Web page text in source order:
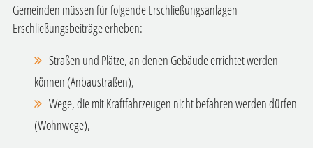
Gemeinden müssen für folgende Erschließungsanlagen
Erschließungsbeiträge erheben:
Straßen und Plätze, an denen Gebäude errichtet werden
können (Anbaustraßen),
Wege, die mit Kraftfahrzeugen nicht befahren werden dürfen
(Wohnwege),